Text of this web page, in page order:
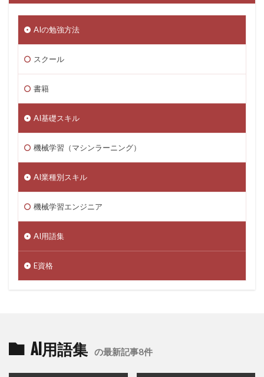
AIの勉強方法
スクール
書籍
AI基礎スキル
機械学習（マシンラーニング）
AI業種別スキル
機械学習エンジニア
AI用語集
E資格
AI用語集 の最新記事8件